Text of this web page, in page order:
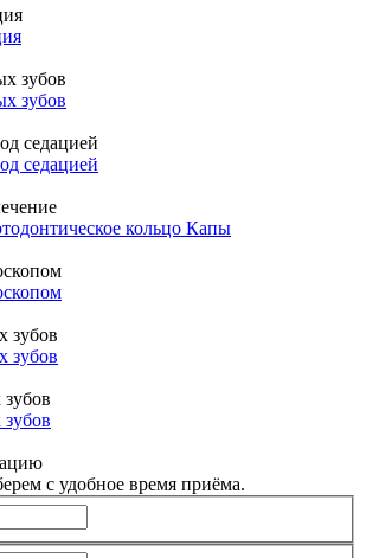
зубов
зубов
седацией
седацией
кольцо Капы
зубов
зубов
с удобное время приёма.